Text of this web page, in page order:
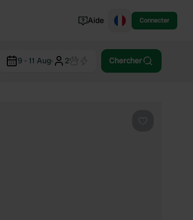
Aide Connecter
9 - 11 Aug· 2 Chercher